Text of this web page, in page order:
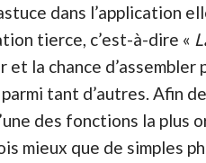
dans l’application
tierce, c’est-à-dire «
et la chance
tant d’autres. Afin
des fonctions la
mieux que de simples